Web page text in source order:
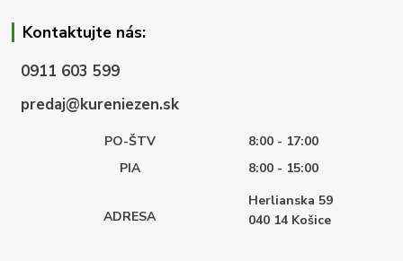
Kontaktujte nás:
0911 603 599
predaj@kureniezen.sk
PO-ŠTV
8:00 - 17:00
PIA
8:00 - 15:00
ADRESA
Herlianska 59
040 14 Košice